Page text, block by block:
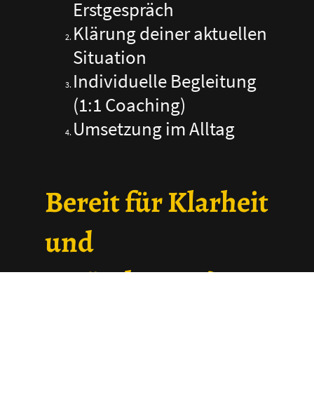
Erstgespräch
Klärung deiner aktuellen
Situation
Individuelle Begleitung
(1:1 Coaching)
Umsetzung im Alltag
Bereit für Klarheit
und
Veränderung?